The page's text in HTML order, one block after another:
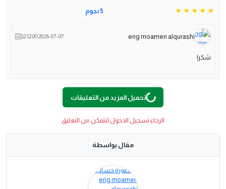
5 نجوم
eng moamen alqurashi
2026-07-07 02:12:00
شكرا
L
O
A
Di
NG
...
تحميل المزيد من التعليقات
الرجاء تسجيل الدخول لتتمكن من التعليق
مقال بواسطة